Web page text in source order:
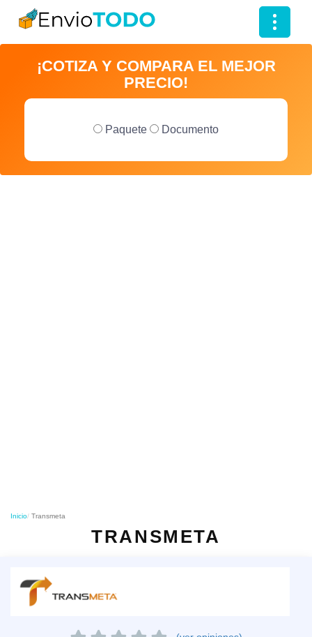
T
o
g
¡COTIZA Y COMPARA EL MEJOR
PRECIO!
Paquete Documento
Inicio Transmeta
TRANSMETA